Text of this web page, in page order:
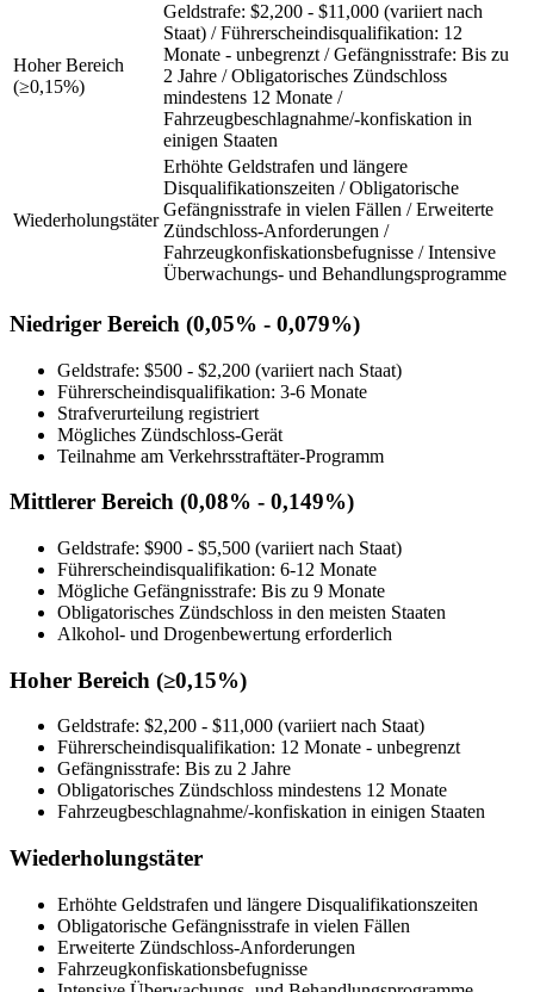
Hoher Bereich
(≥0,15%)
Geldstrafe: $2,200 - $11,000 (variiert nach
Staat) / Führerscheindisqualifikation: 12
Monate - unbegrenzt / Gefängnisstrafe: Bis zu
2 Jahre / Obligatorisches Zündschloss
mindestens 12 Monate /
Fahrzeugbeschlagnahme/-konfiskation in
einigen Staaten
Wiederholungstäter
Erhöhte Geldstrafen und längere
Disqualifikationszeiten / Obligatorische
Gefängnisstrafe in vielen Fällen / Erweiterte
Zündschloss-Anforderungen /
Fahrzeugkonfiskationsbefugnisse / Intensive
Überwachungs- und Behandlungsprogramme
Niedriger Bereich (0,05% - 0,079%)
Geldstrafe: $500 - $2,200 (variiert nach Staat)
Führerscheindisqualifikation: 3-6 Monate
Strafverurteilung registriert
Mögliches Zündschloss-Gerät
Teilnahme am Verkehrsstraftäter-Programm
Mittlerer Bereich (0,08% - 0,149%)
Geldstrafe: $900 - $5,500 (variiert nach Staat)
Führerscheindisqualifikation: 6-12 Monate
Mögliche Gefängnisstrafe: Bis zu 9 Monate
Obligatorisches Zündschloss in den meisten Staaten
Alkohol- und Drogenbewertung erforderlich
Hoher Bereich (≥0,15%)
Geldstrafe: $2,200 - $11,000 (variiert nach Staat)
Führerscheindisqualifikation: 12 Monate - unbegrenzt
Gefängnisstrafe: Bis zu 2 Jahre
Obligatorisches Zündschloss mindestens 12 Monate
Fahrzeugbeschlagnahme/-konfiskation in einigen Staaten
Wiederholungstäter
Erhöhte Geldstrafen und längere Disqualifikationszeiten
Obligatorische Gefängnisstrafe in vielen Fällen
Erweiterte Zündschloss-Anforderungen
Fahrzeugkonfiskationsbefugnisse